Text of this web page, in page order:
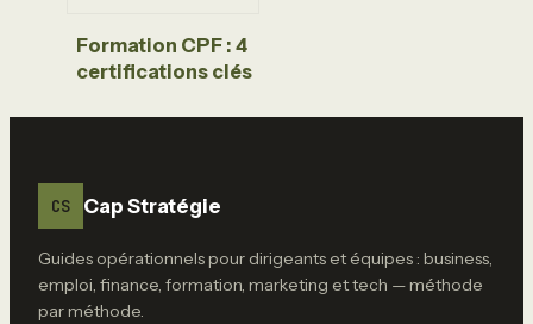
Formation CPF : 4
certifications clés
votre carrière et
CS Cap Stratégie
Guides opérationnels pour dirigeants et équipes : business,
emploi, finance, formation, marketing et tech — méthode
par méthode.